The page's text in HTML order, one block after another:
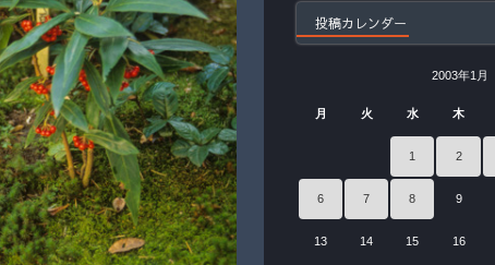
投稿カレンダー
2003年1月
月 火 水 木
1 2
6 7 8 9
13 14 15 16